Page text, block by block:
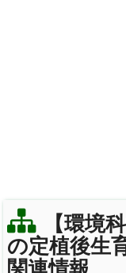
【環境
の定植後生